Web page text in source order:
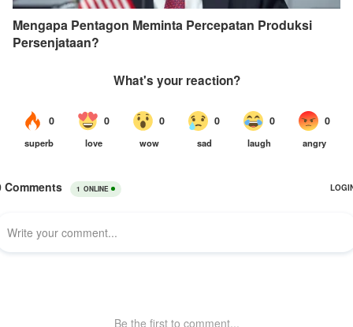
Mengapa Pentagon Meminta Percepatan Produksi
Persenjataan?